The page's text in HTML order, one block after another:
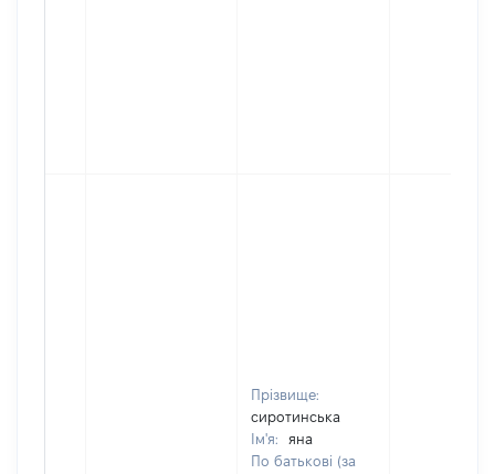
Прізвище:
сиротинська
Ім'я:
яна
По батькові (за